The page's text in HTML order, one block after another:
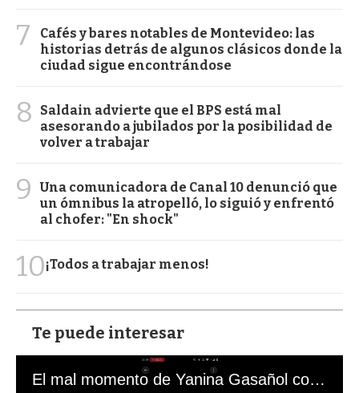
7
Cafés y bares notables de Montevideo: las
historias detrás de algunos clásicos donde la
ciudad sigue encontrándose
8
Saldain advierte que el BPS está mal
asesorando a jubilados por la posibilidad de
volver a trabajar
9
Una comunicadora de Canal 10 denunció que
un ómnibus la atropelló, lo siguió y enfrentó
al chofer: "En shock"
10¡Todos a trabajar menos!
Te puede interesar
El mal momento de Yanina Gasañol con un hincha argentino en "Subrayado"